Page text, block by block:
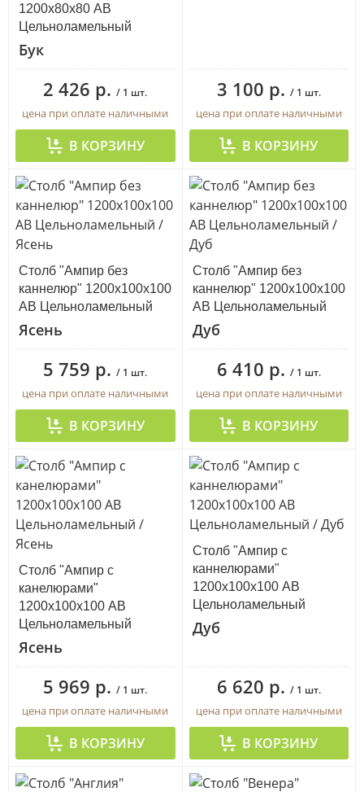
1200х80х80 АВ
Цельноламельный
Бук
2 426 р. / 1 шт.
цена при оплате наличными
В КОРЗИНУ
3 100 р. / 1 шт.
цена при оплате наличными
В КОРЗИНУ
Столб "Ампир без
каннелюр" 1200х100х100
АВ Цельноламельный
Ясень
5 759 р. / 1 шт.
цена при оплате наличными
В КОРЗИНУ
Столб "Ампир без
каннелюр" 1200х100х100
АВ Цельноламельный
Дуб
6 410 р. / 1 шт.
цена при оплате наличными
В КОРЗИНУ
Столб "Ампир с
канелюрами"
1200х100х100 АВ
Цельноламельный
Ясень
5 969 р. / 1 шт.
цена при оплате наличными
В КОРЗИНУ
Столб "Ампир с
каннелюрами"
1200х100х100 АВ
Цельноламельный
Дуб
6 620 р. / 1 шт.
цена при оплате наличными
В КОРЗИНУ